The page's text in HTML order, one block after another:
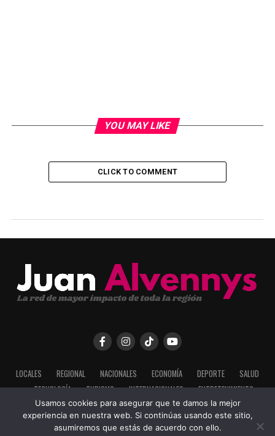
YOU MAY LIKE
CLICK TO COMMENT
LOCALES REGIONAL NACIONALES ECONOMÍA DEPORTE
SALUD
TECNOLOGÍA
TURISMO INTERNACIONALES ENTRETENIMIENTO
Usamos cookies para asegurar que te damos la mejor
experiencia en nuestra web. Si continúas usando este sitio,
asumiremos que estás de acuerdo con ello.